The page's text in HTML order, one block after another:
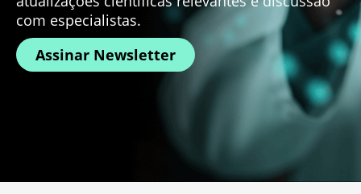
com especialistas.
Assinar Newsletter